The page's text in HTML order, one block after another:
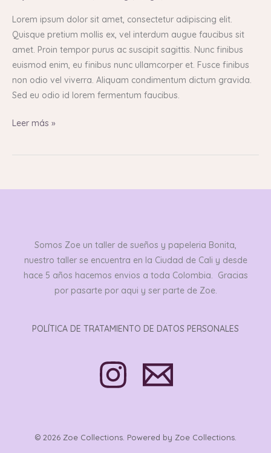
Lorem ipsum dolor sit amet, consectetur adipiscing elit.
Quisque pretium mollis ex, vel interdum augue faucibus sit
amet. Proin tempor purus ac suscipit sagittis. Nunc finibus
euismod enim, eu finibus nunc ullamcorper et. Fusce finibus
non odio vel viverra. Aliquam condimentum dictum gravida.
Sed eu odio id lorem fermentum faucibus.
Custom
Wood
earrings
Leer más »
Somos Zoe un taller de sueños y papeleria Bonita,
nuestro taller se encuentra en la Ciudad de Cali y desde
hace 5 años hacemos envios a toda Colombia. Gracias
por pasarte por aqui y ser parte de Zoe.
POLÍTICA DE TRATAMIENTO DE DATOS PERSONALES
© 2026 Zoe Collections. Powered by Zoe Collections.